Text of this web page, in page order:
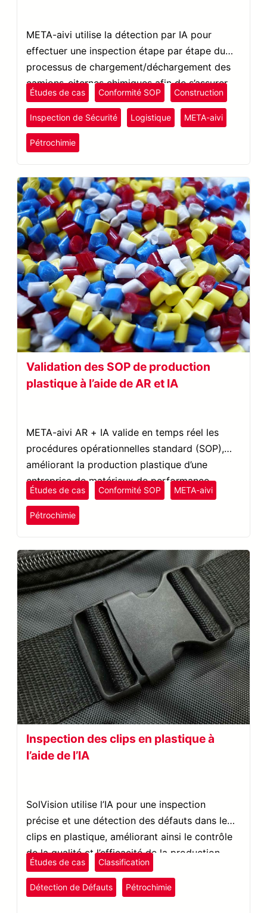
META-aivi utilise la détection par IA pour
effectuer une inspection étape par étape du
processus de chargement/déchargement des
camions-citernes chimiques afin de s’assurer
que l’opérateur suit la procédure correcte.
Études de cas Conformité SOP Construction
Inspection de Sécurité Logistique META-aivi
Pétrochimie
Validation des SOP de production
plastique à l’aide de AR et IA
META-aivi AR + IA valide en temps réel les
procédures opérationnelles standard (SOP),
améliorant la production plastique d’une
entreprise de matériaux de performance,
augmentant l’efficacité et réduisant les temps
d’arrêt.
Études de cas Conformité SOP META-aivi
Pétrochimie
Inspection des clips en plastique à
l’aide de l’IA
SolVision utilise l’IA pour une inspection
précise et une détection des défauts dans les
clips en plastique, améliorant ainsi le contrôle
de la qualité et l’efficacité de la production.
Études de cas Classification
Détection de Défauts Pétrochimie